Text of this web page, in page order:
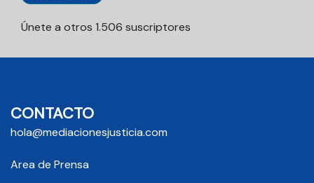
Únete a otros 1.506 suscriptores
CONTACTO
hola@mediacionesjusticia.com
Area de Prensa